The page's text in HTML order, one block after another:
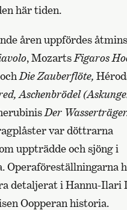
här tiden.
åren uppfördes
, Mozarts Figaros
och Die Zauberflöte,
Aschenbrödel
Der
var döttrarna
uppträdde och sjöng i
Operaföreställningarna
detaljerat i Hannu-Ilari
Oopperan historia.